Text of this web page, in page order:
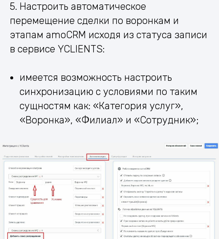
5. Настроить автоматическое
перемещение сделки по воронкам и
этапам amoCRM исходя из статуса записи
в сервисе YCLIENTS:
имеется возможность настроить
синхронизацию с условиями по таким
сущностям как: «Категория услуг»,
«Воронка», «Филиал» и «Сотрудник»;